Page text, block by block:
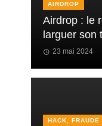
AIRDROP
Airdrop : le
larguer son
23 mai 2024
HACK, FRAUDE